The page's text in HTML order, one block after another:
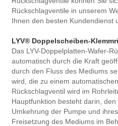
Rückschlagventile in unserem
Ihnen den besten Kundendienst
LYV® Doppelscheiben-
Das LYV-Doppelplatten-Wafer-
automatisch durch die Kraft
durch den Fluss des Mediums
wird, die zu einem
Rückschlagventil wird im
Hauptfunktion besteht darin,
Umkehrung der Pumpe und
Freisetzung des Mediums im